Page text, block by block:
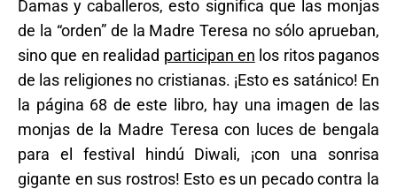
Damas y caballeros, esto significa que las monjas
de la “orden” de la Madre Teresa no sólo aprueban,
sino que en realidad participan en los ritos paganos
de las religiones no cristianas. ¡Esto es satánico! En
la página 68 de este libro, hay una imagen de las
monjas de la Madre Teresa con luces de bengala
para el festival hindú Diwali, ¡con una sonrisa
gigante en sus rostros! Esto es un pecado contra la